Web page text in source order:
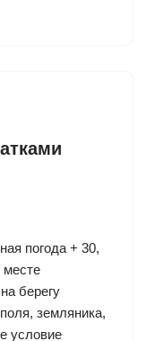
погода + 30,
месте
берегу
земляника,
условие